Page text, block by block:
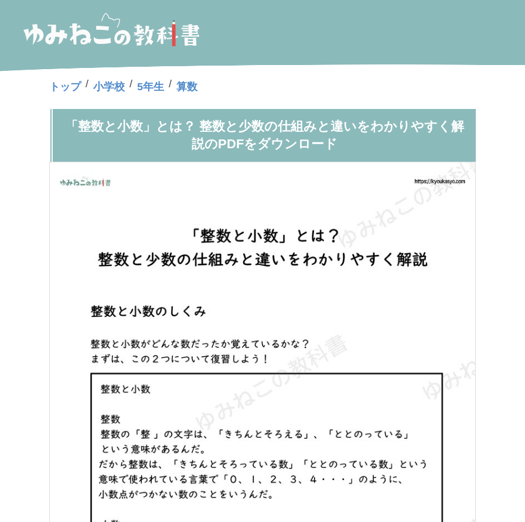
トップ / 小学校 / 5年生 / 算数
「整数と小数」とは？ 整数と少数の仕組みと違いをわかりやすく解
説のPDFをダウンロード